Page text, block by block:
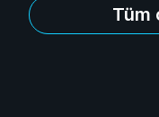
Tüm